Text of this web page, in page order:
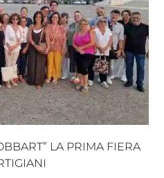
LA PRIMA FIERA